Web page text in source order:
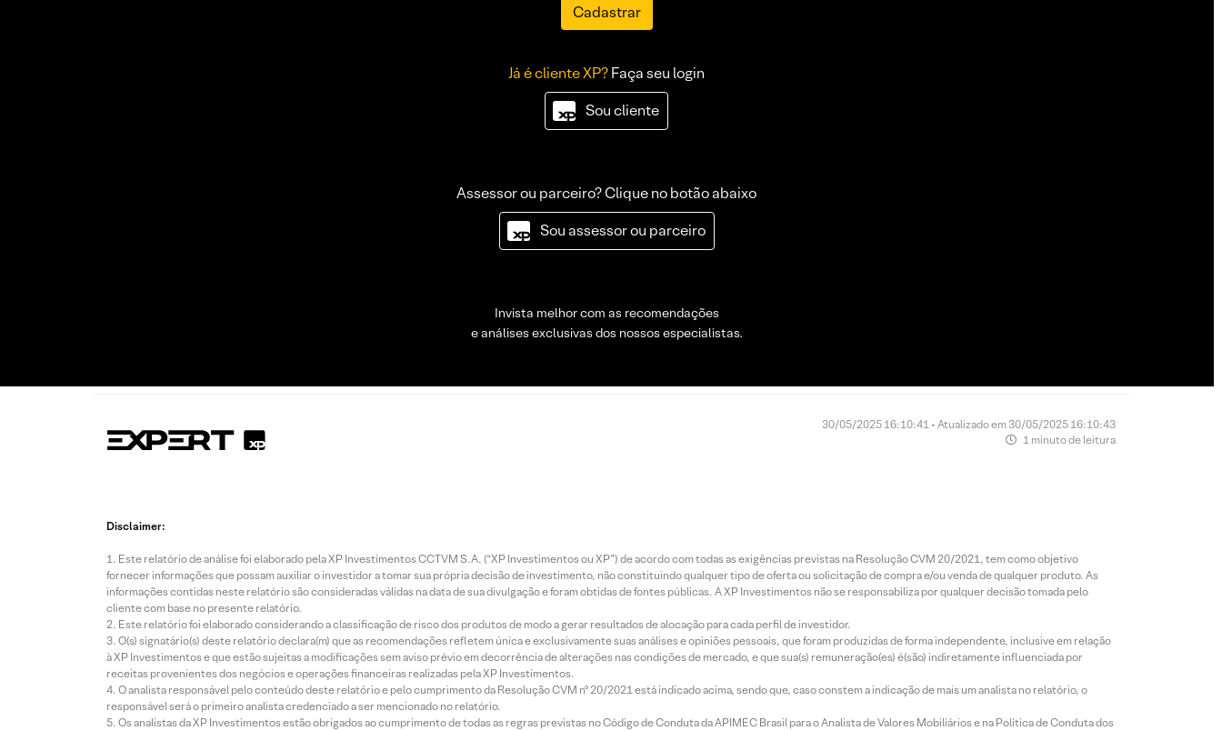
Cadastrar
Já é cliente XP?Faça seu login
Sou cliente
Assessor ou parceiro? Clique no botão abaixo
Sou assessor ou parceiro
Invista melhor com as recomendações
e análises exclusivas dos nossos especialistas.
30/05/2025 16:10:41 • Atualizado em 30/05/2025 16:10:43
1 minuto de leitura
Disclaimer:
Este relatório de análise foi elaborado pela XP Investimentos CCTVM S.A. (“XP Investimentos ou XP”) de acordo com todas as exigências previstas na Resolução CVM 20/2021, tem como objetivo
fornecer informações que possam auxiliar o investidor a tomar sua própria decisão de investimento, não constituindo qualquer tipo de oferta ou solicitação de compra e/ou venda de qualquer produto. As
informações contidas neste relatório são consideradas válidas na data de sua divulgação e foram obtidas de fontes públicas. A XP Investimentos não se responsabiliza por qualquer decisão tomada pelo
cliente com base no presente relatório.
Este relatório foi elaborado considerando a classificação de risco dos produtos de modo a gerar resultados de alocação para cada perfil de investidor.
O(s) signatário(s) deste relatório declara(m) que as recomendações refletem única e exclusivamente suas análises e opiniões pessoais, que foram produzidas de forma independente, inclusive em relação
à XP Investimentos e que estão sujeitas a modificações sem aviso prévio em decorrência de alterações nas condições de mercado, e que sua(s) remuneração(es) é(são) indiretamente influenciada por
receitas provenientes dos negócios e operações financeiras realizadas pela XP Investimentos.
O analista responsável pelo conteúdo deste relatório e pelo cumprimento da Resolução CVM nº 20/2021 está indicado acima, sendo que, caso constem a indicação de mais um analista no relatório, o
responsável será o primeiro analista credenciado a ser mencionado no relatório.
Os analistas da XP Investimentos estão obrigados ao cumprimento de todas as regras previstas no Código de Conduta da APIMEC Brasil para o Analista de Valores Mobiliários e na Política de Conduta dos